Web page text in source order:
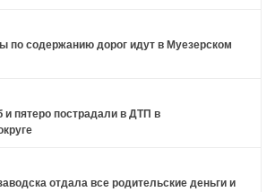
по содержанию дорог идут в Муезерском
и пятеро пострадали в ДТП в
отдала все родительские деньги и